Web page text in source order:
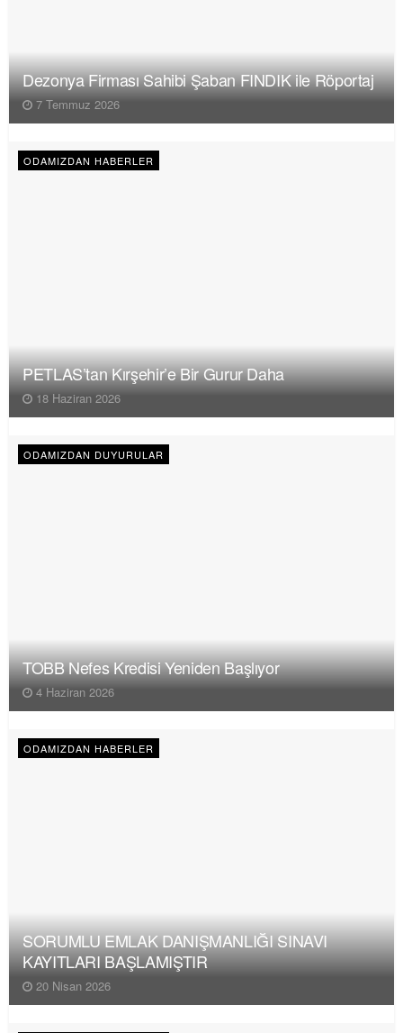
Dezonya Firması Sahibi Şaban FINDIK ile Röportaj
7 Temmuz 2026
ODAMIZDAN HABERLER
PETLAS’tan Kırşehir’e Bir Gurur Daha
18 Haziran 2026
ODAMIZDAN DUYURULAR
TOBB Nefes Kredisi Yeniden Başlıyor
4 Haziran 2026
ODAMIZDAN HABERLER
SORUMLU EMLAK DANIŞMANLIĞI SINAVI
KAYITLARI BAŞLAMIŞTIR
20 Nisan 2026